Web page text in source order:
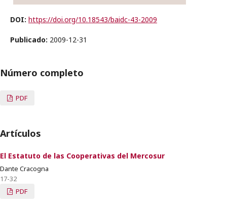
DOI: https://doi.org/10.18543/baidc-43-2009
Publicado: 2009-12-31
Número completo
PDF
Artículos
El Estatuto de las Cooperativas del Mercosur
Dante Cracogna
17-32
PDF